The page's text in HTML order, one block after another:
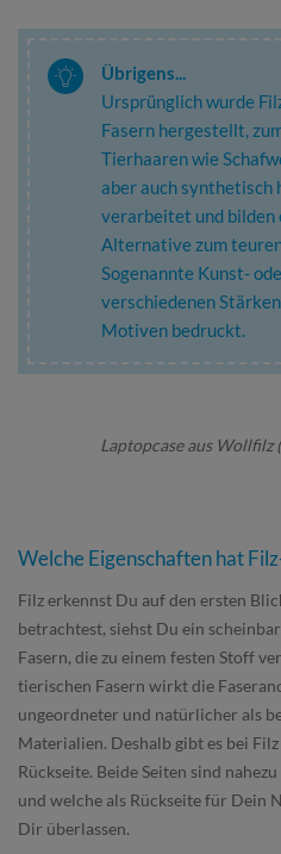
Übrigens...
Ursprünglich wurde
Fasern hergestellt,
Tierhaaren wie
aber auch synthetisch
verarbeitet und bilden
Alternative zum
Sogenannte Kunst-
verschiedenen
Motiven bedruckt.
Laptopcase aus Wollfilz (
Welche Eigenschaften hat
Filz erkennst Du auf den ersten
betrachtest, siehst Du ein
Fasern, die zu einem festen Stoff
tierischen Fasern wirkt die
ungeordneter und natürlicher als
Materialien. Deshalb gibt es bei
Rückseite. Beide Seiten sind
und welche als Rückseite für Dein
Dir überlassen.